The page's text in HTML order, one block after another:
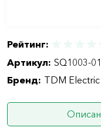
Рейтинг:
Артикул: SQ1003-
Бренд: TDM Electric